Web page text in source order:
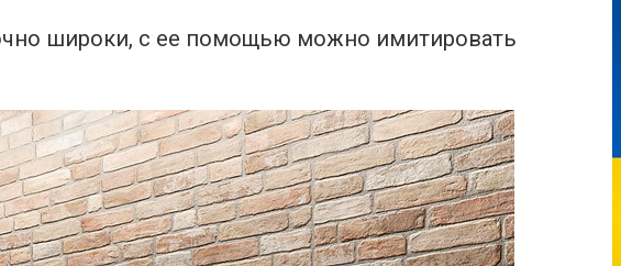
широки, с ее помощью можно имитировать